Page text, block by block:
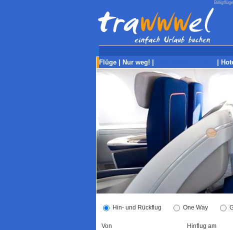
Flüge
Nur weg!
Hin- und Rückflug One Way
Von Hinflug am